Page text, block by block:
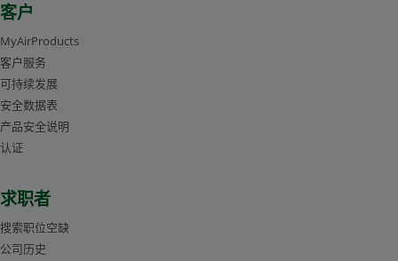
客户
MyAirProducts
客户服务
可持续发展
安全数据表
产品安全说明
认证
求职者
搜索职位空缺
公司历史